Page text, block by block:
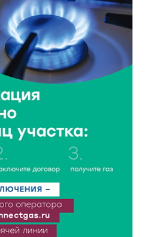
Святой Анны
конкурса
на видео медвежий обед
веловолну на Волге в
фестиваль «Калитка»